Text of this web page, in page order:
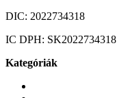
DIC: 2022734318
IC DPH: SK2022734318
Kategóriák